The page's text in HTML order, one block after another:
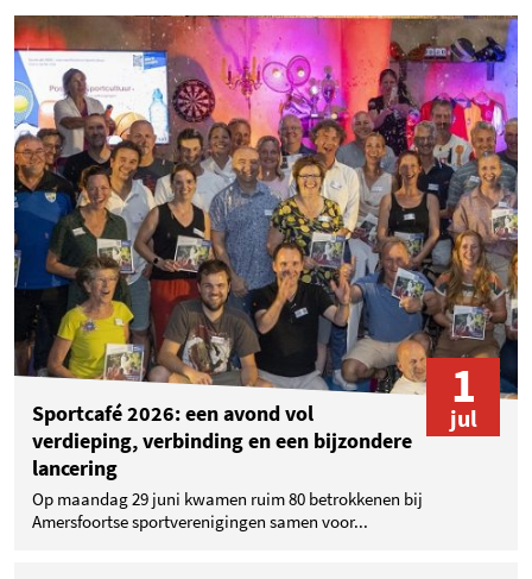
Sportcafé 2026: een avond vol
verdieping, verbinding en een bijzondere
lancering
Op maandag 29 juni kwamen ruim 80 betrokkenen bij
Amersfoortse sportverenigingen samen voor...
1
jul